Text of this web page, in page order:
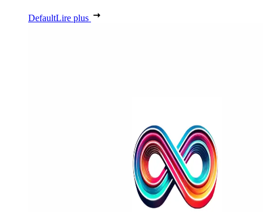
DefaultLire plus